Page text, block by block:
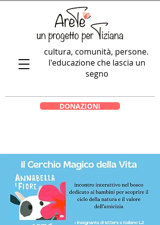
cultura, comunità, persone.
l'educazione che lascia un
segno
DONAZIONI